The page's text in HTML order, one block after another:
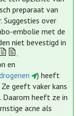
preparaat van
Suggesties over
embolie met de
niet bevestigd in
.
en
) heeft
geeft vaker kans
heeft ze in
acne als